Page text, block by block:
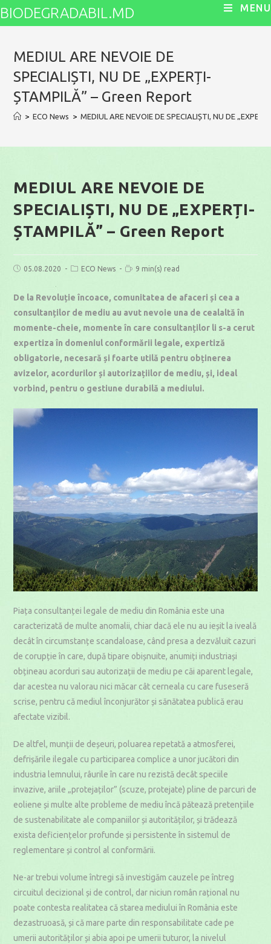
Skip
BIODEGRADABIL.MD MENU
MEDIUL ARE NEVOIE DE
SPECIALIȘTI, NU DE „EXPERȚI-
ȘTAMPILĂ” – Green Report
> ECO News > MEDIUL ARE NEVOIE DE SPECIALIȘTI, NU DE
MEDIUL ARE NEVOIE DE
SPECIALIȘTI, NU DE „EXPERȚI-
ȘTAMPILĂ” – Green Report
Post05.08.2020
PostECO News
Reading
9 min(s) read
De la Revoluție încoace, comunitatea de afaceri și cea a
consultanților de mediu au avut nevoie una de cealaltă în
momente-cheie, momente în care consultanților li s-a cerut
expertiza în domeniul conformării legale, expertiză
obligatorie, necesară și foarte utilă pentru obținerea
avizelor, acordurilor și autorizațiilor de mediu, și, ideal
vorbind, pentru o gestiune durabilă a mediului.
Piața consultanței legale de mediu din România este una
caracterizată de multe anomalii, chiar dacă ele nu au ieșit la iveală
decât în circumstanțe scandaloase, când presa a dezvăluit cazuri
de corupție în care, după tipare obișnuite, anumiți industriași
obțineau acorduri sau autorizații de mediu pe căi aparent legale,
dar acestea nu valorau nici măcar cât cerneala cu care fuseseră
scrise, pentru că mediul înconjurător și sănătatea publică erau
afectate vizibil.
De altfel, munții de deșeuri, poluarea repetată a atmosferei,
defrișările ilegale cu participarea complice a unor jucători din
industria lemnului, râurile în care nu rezistă decât speciile
invazive, ariile „protejaților” (scuze, protejate) pline de parcuri de
eoliene și multe alte probleme de mediu încă pătează pretențiile
de sustenabilitate ale companiilor și autorităților, și trădează
exista deficiențelor profunde și persistente în sistemul de
reglementare și control al conformării.
Ne-ar trebui volume întregi să investigăm cauzele pe întreg
circuitul decizional și de control, dar niciun român rațional nu
poate contesta realitatea că starea mediului în România este
dezastruoasă, și că mare parte din responsabilitate cade pe
umerii autorităților și abia apoi pe umerii tuturor, la nivelul